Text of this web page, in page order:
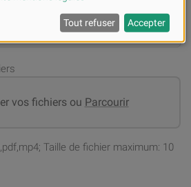
vos fichiers ou Parcourir
Taille de fichier maximum: 10